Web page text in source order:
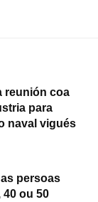
reunión coa
para
naval vigués
persoas
40 ou 50